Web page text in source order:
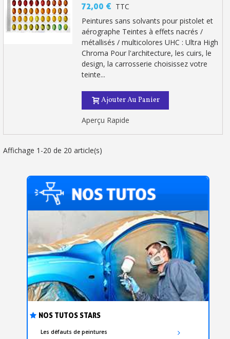
NOS TUTOS STARS
Les défauts de peintures
72,00 € TTC
Peintures sans solvants pour pistolet et
aérographe Teintes à effets nacrés /
métallisés / multicolores UHC : Ultra High
Chroma Pour l'architecture, les cuirs, le
design, la carrosserie choisissez votre
teinte...
Ajouter Au Panier
Aperçu Rapide
Affichage 1-20 de 20 article(s)